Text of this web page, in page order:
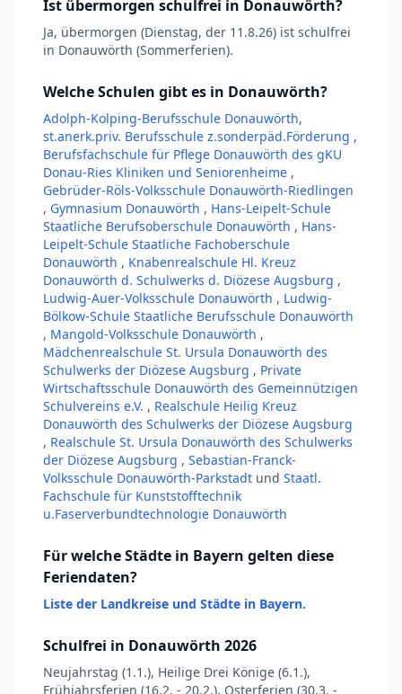
Ist übermorgen schulfrei in Donauwörth?
Ja, übermorgen (Dienstag, der 11.8.26) ist schulfrei
in Donauwörth (Sommerferien).
Welche Schulen gibt es in Donauwörth?
Adolph-Kolping-Berufsschule Donauwörth,
st.anerk.priv. Berufsschule z.sonderpäd.Förderung ,
Berufsfachschule für Pflege Donauwörth des gKU
Donau-Ries Kliniken und Seniorenheime ,
Gebrüder-Röls-Volksschule Donauwörth-Riedlingen
, Gymnasium Donauwörth , Hans-Leipelt-Schule
Staatliche Berufsoberschule Donauwörth , Hans-
Leipelt-Schule Staatliche Fachoberschule
Donauwörth , Knabenrealschule Hl. Kreuz
Donauwörth d. Schulwerks d. Diözese Augsburg ,
Ludwig-Auer-Volksschule Donauwörth , Ludwig-
Bölkow-Schule Staatliche Berufsschule Donauwörth
, Mangold-Volksschule Donauwörth ,
Mädchenrealschule St. Ursula Donauwörth des
Schulwerks der Diözese Augsburg , Private
Wirtschaftsschule Donauwörth des Gemeinnützigen
Schulvereins e.V. , Realschule Heilig Kreuz
Donauwörth des Schulwerks der Diözese Augsburg
, Realschule St. Ursula Donauwörth des Schulwerks
der Diözese Augsburg , Sebastian-Franck-
Volksschule Donauwörth-Parkstadt und Staatl.
Fachschule für Kunststofftechnik
u.Faserverbundtechnologie Donauwörth
Für welche Städte in Bayern gelten diese
Feriendaten?
Liste der Landkreise und Städte in Bayern.
Schulfrei in Donauwörth 2026
Neujahrstag (1.1.), Heilige Drei Könige (6.1.),
Frühjahrsferien (16.2. - 20.2.), Osterferien (30.3. -